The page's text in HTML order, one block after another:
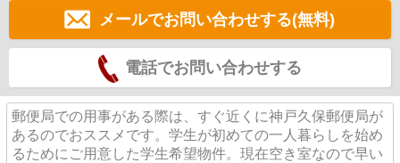
メールでお問い合わせする(無料)
電話でお問い合わせする
郵便局での用事がある際は、すぐ近くに神戸久保郵便局が
あるのでおススメです。学生が初めての一人暮らしを始め
るためにご用意した学生希望物件。現在空き室なので早い